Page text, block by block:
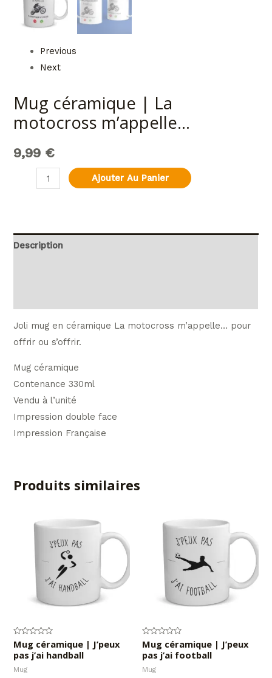
Previous
Next
Mug céramique | La
motocross m’appelle…
9,99 €
Ajouter Au Panier
Description
Joli mug en céramique La motocross m’appelle… pour
offrir ou s’offrir.
Mug céramique
Contenance 330ml
Vendu à l’unité
Impression double face
Impression Française
Produits similaires
Note
0
sur
Mug céramique | J’peux
pas j’ai handball
Mug
Note
0
sur
Mug céramique | J’peux
pas j’ai football
Mug